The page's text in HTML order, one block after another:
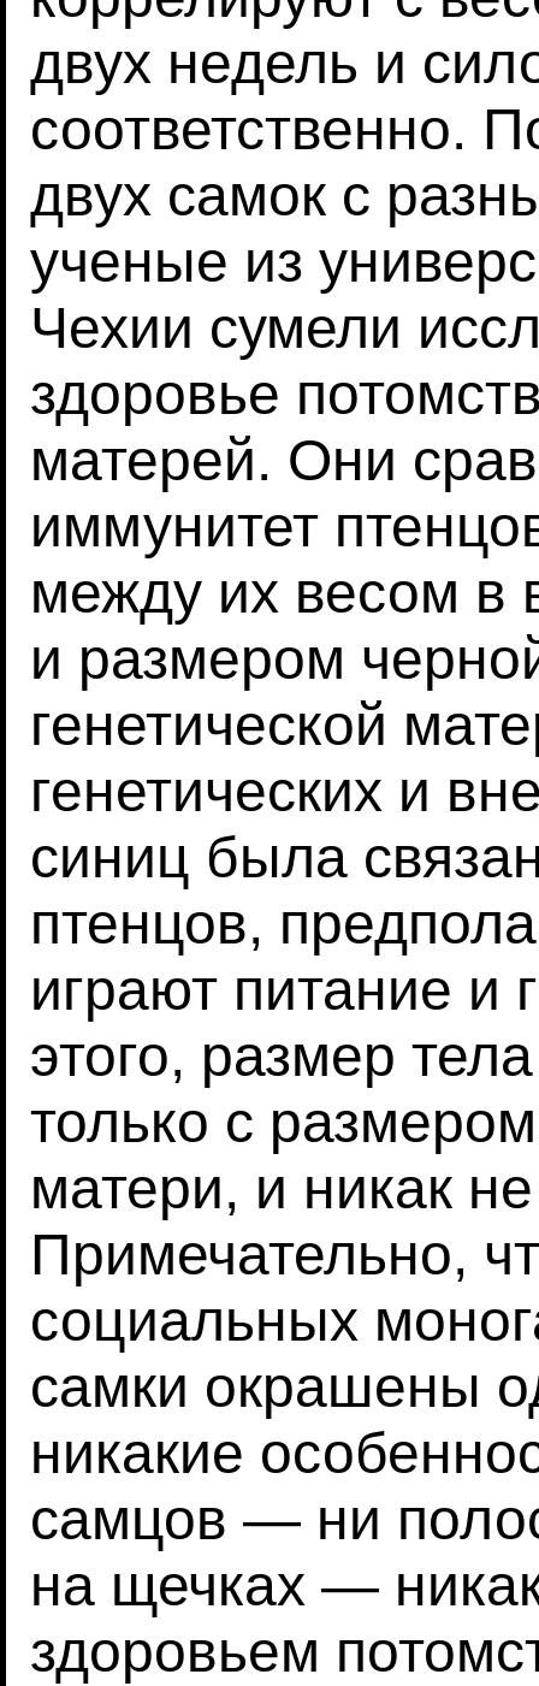
двух недель и
соответственно.
двух самок с
ученые из
Чехии сумели
здоровье
матерей. Они
иммунитет
между их весом в
и размером
генетической
генетических и
синиц была
птенцов,
играют питание и
этого, размер
только с
матери, и никак
Примечательно,
социальных
самки окрашены
никакие
самцов — ни
на щечках —
здоровьем